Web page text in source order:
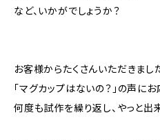
など、いかがでしょうか？
お客様からたくさんいただきまし
「マグカップはないの？」の声にお
何度も試作を繰り返し、やっと出